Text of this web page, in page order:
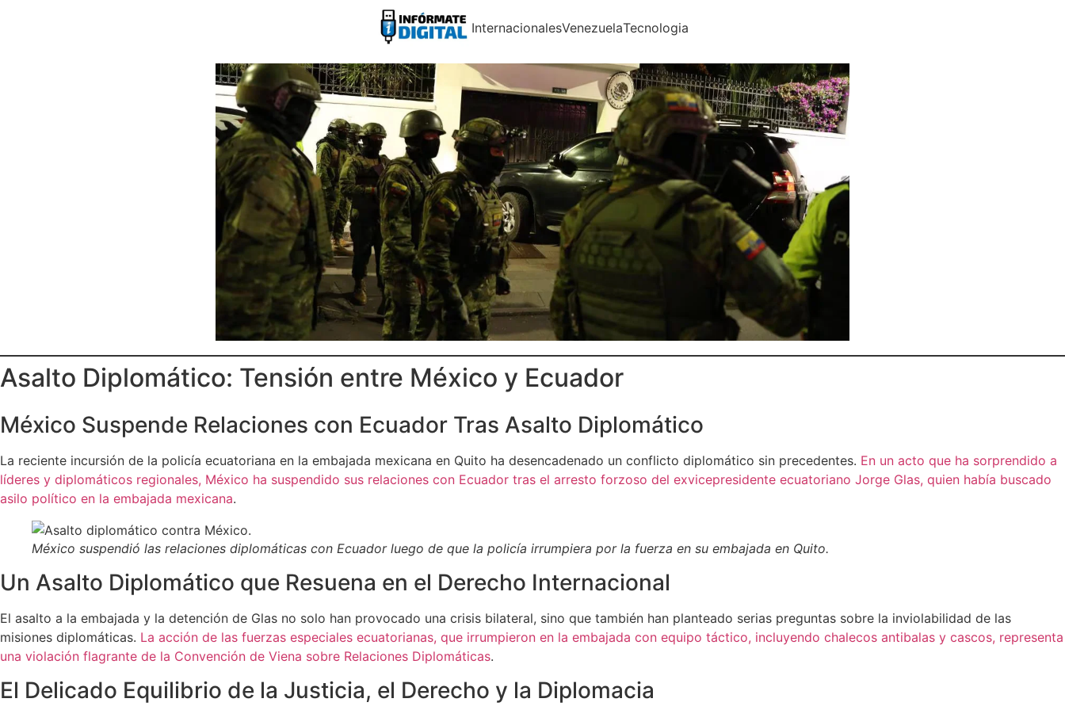
InternacionalesVenezuelaTecnologia
Asalto Diplomático: Tensión entre México y Ecuador
México Suspende Relaciones con Ecuador Tras Asalto Diplomático
La reciente incursión de la policía ecuatoriana en la embajada mexicana en Quito ha desencadenado un conflicto diplomático sin precedentes. En un acto que ha sorprendido a
líderes y diplomáticos regionales, México ha suspendido sus relaciones con Ecuador tras el arresto forzoso del exvicepresidente ecuatoriano Jorge Glas, quien había buscado
asilo político en la embajada mexicana.
México suspendió las relaciones diplomáticas con Ecuador luego de que la policía irrumpiera por la fuerza en su embajada en Quito.
Un Asalto Diplomático que Resuena en el Derecho Internacional
El asalto a la embajada y la detención de Glas no solo han provocado una crisis bilateral, sino que también han planteado serias preguntas sobre la inviolabilidad de las
misiones diplomáticas. La acción de las fuerzas especiales ecuatorianas, que irrumpieron en la embajada con equipo táctico, incluyendo chalecos antibalas y cascos, representa
una violación flagrante de la Convención de Viena sobre Relaciones Diplomáticas.
El Delicado Equilibrio de la Justicia, el Derecho y la Diplomacia